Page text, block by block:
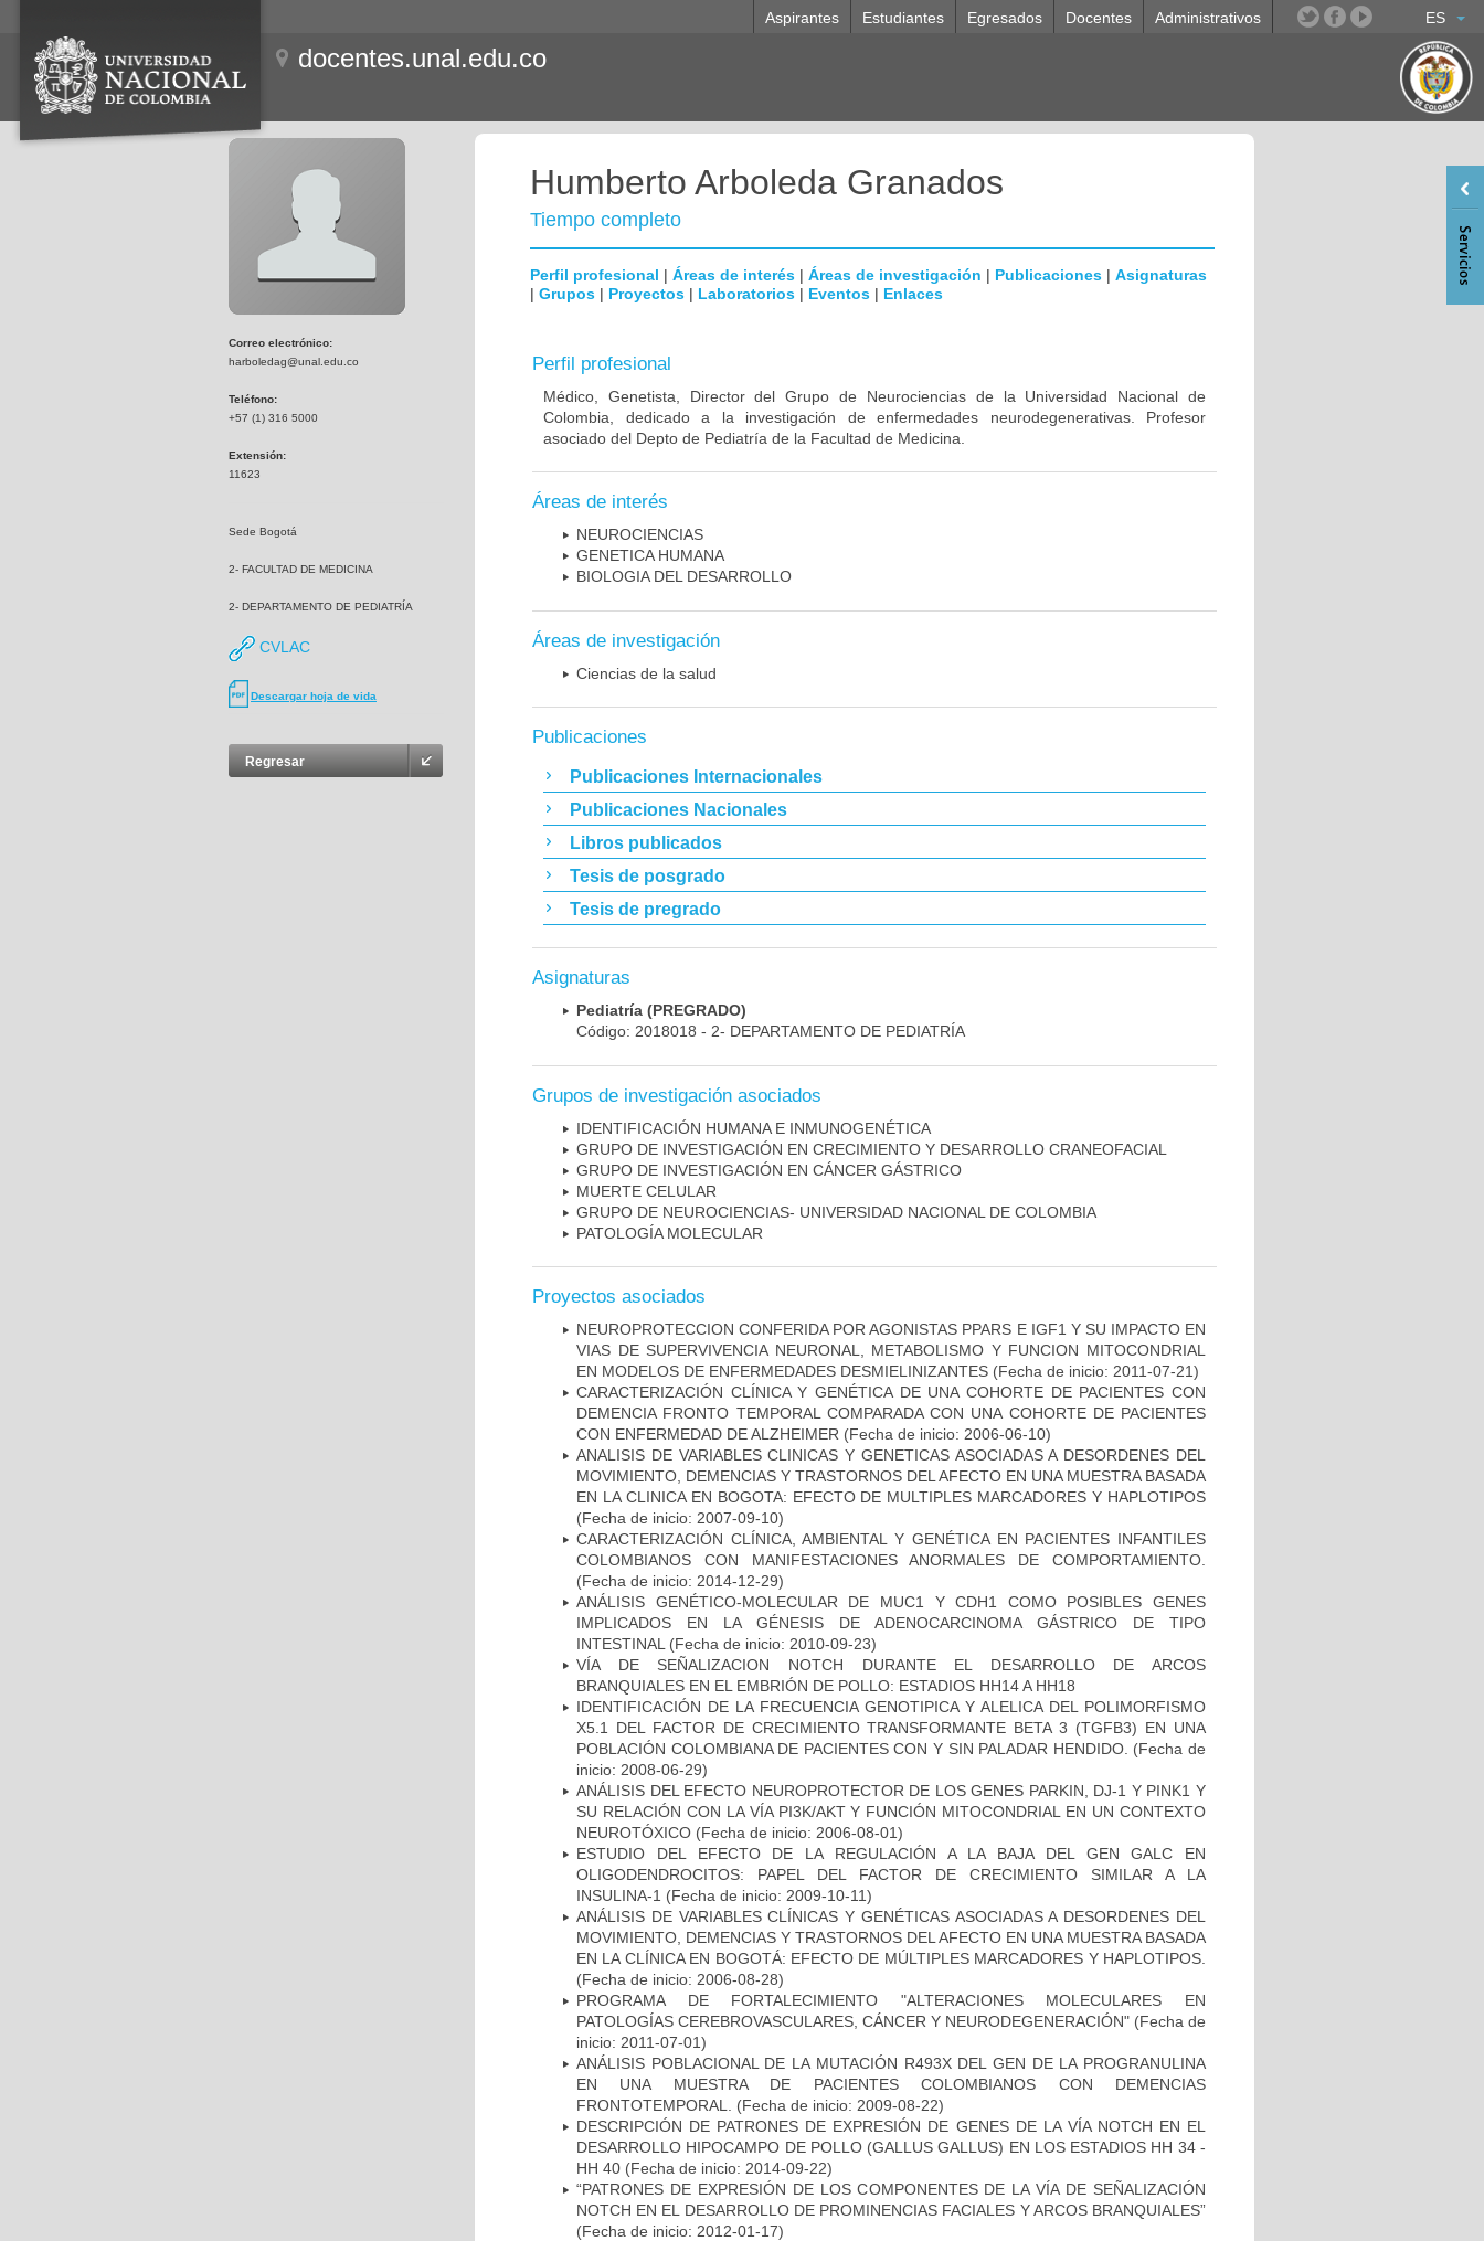
ES
Aspirantes Estudiantes Egresados Docentes Administrativos
docentes.unal.edu.co
Correo electrónico:
harboledag@unal.edu.co
Teléfono:
+57 (1) 316 5000
Extensión:
11623
Sede Bogotá
2- FACULTAD DE MEDICINA
2- DEPARTAMENTO DE PEDIATRÍA
CVLAC
Descargar hoja de vida
Regresar
Humberto Arboleda Granados
Tiempo completo
Perfil profesional | Áreas de interés | Áreas de investigación | Publicaciones | Asignaturas
| Grupos | Proyectos | Laboratorios | Eventos | Enlaces
Perfil profesional
Médico, Genetista, Director del Grupo de Neurociencias de la Universidad Nacional de
Colombia, dedicado a la investigación de enfermedades neurodegenerativas. Profesor
asociado del Depto de Pediatría de la Facultad de Medicina.
Áreas de interés
NEUROCIENCIAS
GENETICA HUMANA
BIOLOGIA DEL DESARROLLO
Áreas de investigación
Ciencias de la salud
Publicaciones
Publicaciones Internacionales
Publicaciones Nacionales
Libros publicados
Tesis de posgrado
Tesis de pregrado
Asignaturas
Pediatría (PREGRADO)
Código: 2018018 - 2- DEPARTAMENTO DE PEDIATRÍA
Grupos de investigación asociados
IDENTIFICACIÓN HUMANA E INMUNOGENÉTICA
GRUPO DE INVESTIGACIÓN EN CRECIMIENTO Y DESARROLLO CRANEOFACIAL
GRUPO DE INVESTIGACIÓN EN CÁNCER GÁSTRICO
MUERTE CELULAR
GRUPO DE NEUROCIENCIAS- UNIVERSIDAD NACIONAL DE COLOMBIA
PATOLOGÍA MOLECULAR
Proyectos asociados
NEUROPROTECCION CONFERIDA POR AGONISTAS PPARS E IGF1 Y SU IMPACTO EN
VIAS DE SUPERVIVENCIA NEURONAL, METABOLISMO Y FUNCION MITOCONDRIAL
EN MODELOS DE ENFERMEDADES DESMIELINIZANTES (Fecha de inicio: 2011-07-21)
CARACTERIZACIÓN CLÍNICA Y GENÉTICA DE UNA COHORTE DE PACIENTES CON
DEMENCIA FRONTO TEMPORAL COMPARADA CON UNA COHORTE DE PACIENTES
CON ENFERMEDAD DE ALZHEIMER (Fecha de inicio: 2006-06-10)
ANALISIS DE VARIABLES CLINICAS Y GENETICAS ASOCIADAS A DESORDENES DEL
MOVIMIENTO, DEMENCIAS Y TRASTORNOS DEL AFECTO EN UNA MUESTRA BASADA
EN LA CLINICA EN BOGOTA: EFECTO DE MULTIPLES MARCADORES Y HAPLOTIPOS
(Fecha de inicio: 2007-09-10)
CARACTERIZACIÓN CLÍNICA, AMBIENTAL Y GENÉTICA EN PACIENTES INFANTILES
COLOMBIANOS CON MANIFESTACIONES ANORMALES DE COMPORTAMIENTO.
(Fecha de inicio: 2014-12-29)
ANÁLISIS GENÉTICO-MOLECULAR DE MUC1 Y CDH1 COMO POSIBLES GENES
IMPLICADOS EN LA GÉNESIS DE ADENOCARCINOMA GÁSTRICO DE TIPO
INTESTINAL (Fecha de inicio: 2010-09-23)
VÍA DE SEÑALIZACION NOTCH DURANTE EL DESARROLLO DE ARCOS
BRANQUIALES EN EL EMBRIÓN DE POLLO: ESTADIOS HH14 A HH18
IDENTIFICACIÓN DE LA FRECUENCIA GENOTIPICA Y ALELICA DEL POLIMORFISMO
X5.1 DEL FACTOR DE CRECIMIENTO TRANSFORMANTE BETA 3 (TGFB3) EN UNA
POBLACIÓN COLOMBIANA DE PACIENTES CON Y SIN PALADAR HENDIDO. (Fecha de
inicio: 2008-06-29)
ANÁLISIS DEL EFECTO NEUROPROTECTOR DE LOS GENES PARKIN, DJ-1 Y PINK1 Y
SU RELACIÓN CON LA VÍA PI3K/AKT Y FUNCIÓN MITOCONDRIAL EN UN CONTEXTO
NEUROTÓXICO (Fecha de inicio: 2006-08-01)
ESTUDIO DEL EFECTO DE LA REGULACIÓN A LA BAJA DEL GEN GALC EN
OLIGODENDROCITOS: PAPEL DEL FACTOR DE CRECIMIENTO SIMILAR A LA
INSULINA-1 (Fecha de inicio: 2009-10-11)
ANÁLISIS DE VARIABLES CLÍNICAS Y GENÉTICAS ASOCIADAS A DESORDENES DEL
MOVIMIENTO, DEMENCIAS Y TRASTORNOS DEL AFECTO EN UNA MUESTRA BASADA
EN LA CLÍNICA EN BOGOTÁ: EFECTO DE MÚLTIPLES MARCADORES Y HAPLOTIPOS.
(Fecha de inicio: 2006-08-28)
PROGRAMA DE FORTALECIMIENTO "ALTERACIONES MOLECULARES EN
PATOLOGÍAS CEREBROVASCULARES, CÁNCER Y NEURODEGENERACIÓN" (Fecha de
inicio: 2011-07-01)
ANÁLISIS POBLACIONAL DE LA MUTACIÓN R493X DEL GEN DE LA PROGRANULINA
EN UNA MUESTRA DE PACIENTES COLOMBIANOS CON DEMENCIAS
FRONTOTEMPORAL.
(Fecha de inicio: 2009-08-22)
DESCRIPCIÓN DE PATRONES DE EXPRESIÓN DE GENES DE LA VÍA NOTCH EN EL
DESARROLLO HIPOCAMPO DE POLLO (GALLUS GALLUS) EN LOS ESTADIOS HH 34 -
HH 40 (Fecha de inicio: 2014-09-22)
“PATRONES DE EXPRESIÓN DE LOS COMPONENTES DE LA VÍA DE SEÑALIZACIÓN
NOTCH EN EL DESARROLLO DE PROMINENCIAS FACIALES Y ARCOS BRANQUIALES”
(Fecha de inicio: 2012-01-17)